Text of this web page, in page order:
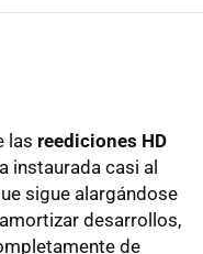
las reediciones HD
instaurada casi al
sigue alargándose
desarrollos,
de